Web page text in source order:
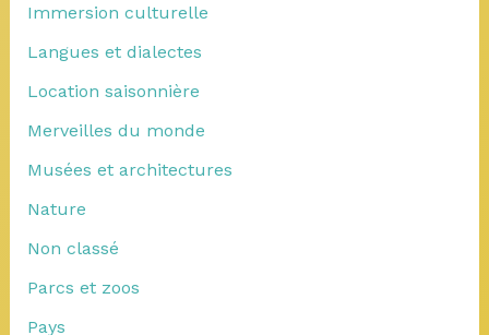
Immersion culturelle
Langues et dialectes
Location saisonnière
Merveilles du monde
Musées et architectures
Nature
Non classé
Parcs et zoos
Pays